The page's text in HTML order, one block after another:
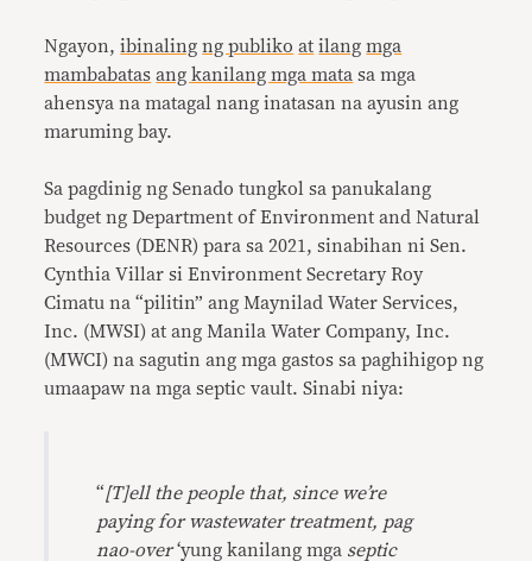
Ngayon,ibinaling ng publiko at ilang mga
mambabatas ang kanilang mga mata sa mga
ahensya na matagal nang inatasan na ayusin ang
maruming bay.
Sa pagdinig ng Senado tungkol sa panukalang
budget ng Department of Environment and Natural
Resources (DENR) para sa 2021, sinabihan ni Sen.
Cynthia Villar si Environment Secretary Roy
Cimatu na “pilitin” ang Maynilad Water Services,
Inc. (MWSI) at ang Manila Water Company, Inc.
(MWCI) na sagutin ang mga gastos sa paghihigop ng
umaapaw na mga septic vault. Sinabi niya:
“[T]ell the people that, since we’re
paying for wastewater treatment, pag
nao-over‘yung kanilang mga septic